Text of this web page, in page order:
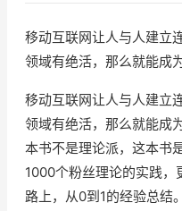
移动互联网让人与人建立
领域有绝活，那么就能成
移动互联网让人与人建立
领域有绝活，那么就能成
本书不是理论派，这本书
1000个粉丝理论的实践
路上，从0到1的经验总结